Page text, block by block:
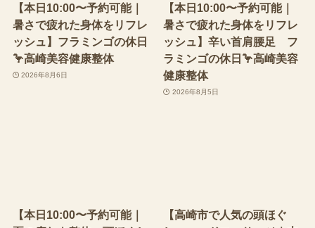
【本日10:00〜予約可能｜
暑さで疲れた身体をリフレ
ッシュ】フラミンゴの休日
🦩高崎美容健康整体
2026年8月6日
【本日10:00〜予約可能｜
暑さで疲れた身体をリフレ
ッシュ】辛い首肩腰足 フ
ラミンゴの休日🦩高崎美容
健康整体
2026年8月5日
【本日10:00〜予約可能｜
【高崎市で人気の頭ほぐ